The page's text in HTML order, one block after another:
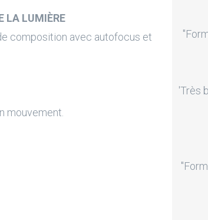
LA LUMIÈRE
composition avec autofocus et
mouvement.
'Très